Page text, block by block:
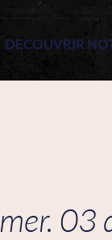
DECOUVRIR
mer. 03